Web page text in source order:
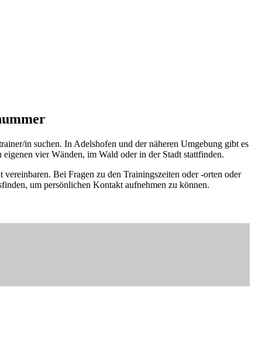
in suchen. In Adelshofen und der näheren Umgebung gibt es
vier Wänden, im Wald oder in der Stadt stattfinden.
Bei Fragen zu den Trainingszeiten oder -orten oder
um persönlichen Kontakt aufnehmen zu können.